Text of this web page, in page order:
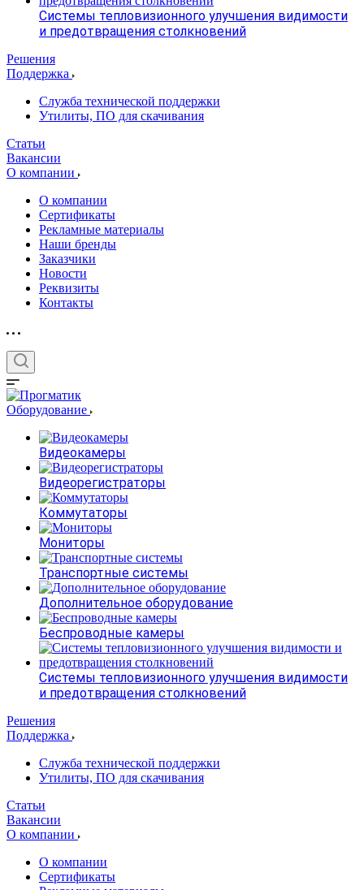
Системы тепловизионного улучшения видимости
и предотвращения столкновений
Решения
Поддержка
Служба технической поддержки
Утилиты, ПО для скачивания
Статьи
Вакансии
О компании
О компании
Сертификаты
Рекламные материалы
Наши бренды
Заказчики
Новости
Реквизиты
Контакты
Оборудование
Видеокамеры
Видеорегистраторы
Коммутаторы
Мониторы
Транспортные системы
Дополнительное оборудование
Беспроводные камеры
Системы тепловизионного улучшения видимости
и предотвращения столкновений
Решения
Поддержка
Служба технической поддержки
Утилиты, ПО для скачивания
Статьи
Вакансии
О компании
О компании
Сертификаты